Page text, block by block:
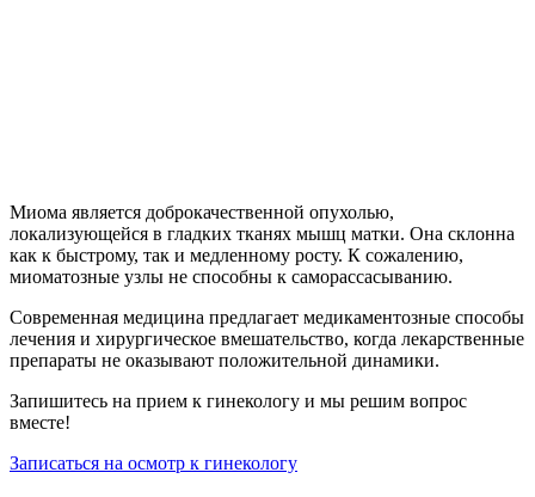
Миома является доброкачественной опухолью,
локализующейся в гладких тканях мышц матки. Она склонна
как к быстрому, так и медленному росту. К сожалению,
миоматозные узлы не способны к саморассасыванию.
Современная медицина предлагает медикаментозные способы
лечения и хирургическое вмешательство, когда лекарственные
препараты не оказывают положительной динамики.
Запишитесь на прием к гинекологу и мы решим вопрос
вместе!
Записаться на осмотр к гинекологу